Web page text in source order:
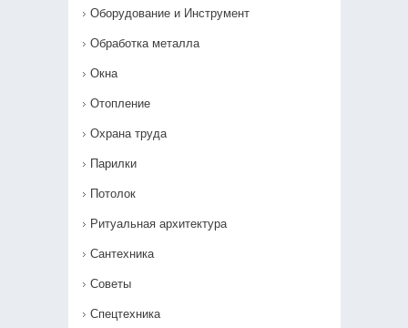
Оборудование и Инструмент
Обработка металла
Окна
Отопление
Охрана труда
Парилки
Потолок
Ритуальная архитектура
Сантехника
Советы
Спецтехника